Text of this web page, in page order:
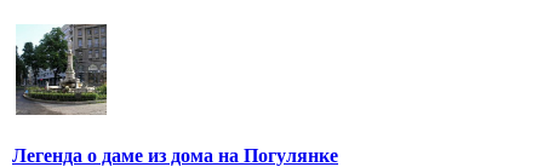
Легенда о даме из дома на Погулянке